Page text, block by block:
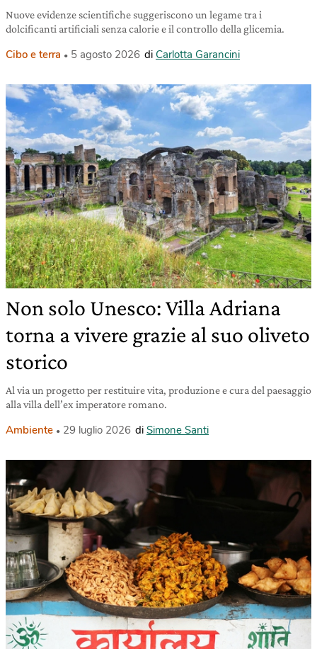
Nuove evidenze scientifiche suggeriscono un legame tra i
dolcificanti artificiali senza calorie e il controllo della glicemia.
Cibo e terra 5 agosto 2026 di Carlotta Garancini
Non solo Unesco: Villa Adriana
torna a vivere grazie al suo oliveto
storico
Al via un progetto per restituire vita, produzione e cura del paesaggio
alla villa dell’ex imperatore romano.
Ambiente 29 luglio 2026 di Simone Santi